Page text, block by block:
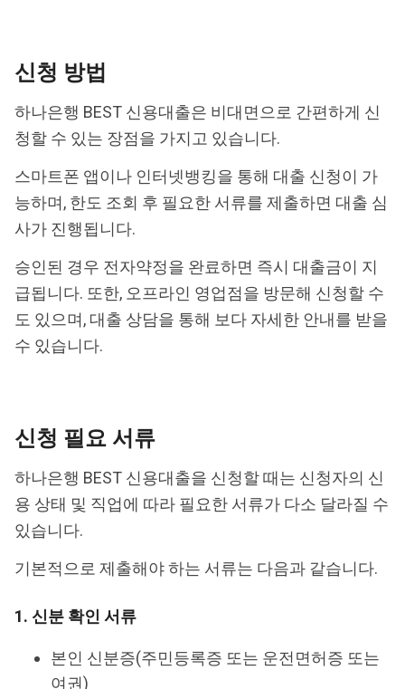
신청 방법
하나은행 BEST 신용대출은 비대면으로 간편하게 신
청할 수 있는 장점을 가지고 있습니다.
스마트폰 앱이나 인터넷뱅킹을 통해 대출 신청이 가
능하며, 한도 조회 후 필요한 서류를 제출하면 대출 심
사가 진행됩니다.
승인된 경우 전자약정을 완료하면 즉시 대출금이 지
급됩니다. 또한, 오프라인 영업점을 방문해 신청할 수
도 있으며, 대출 상담을 통해 보다 자세한 안내를 받을
수 있습니다.
신청 필요 서류
하나은행 BEST 신용대출을 신청할 때는 신청자의 신
용 상태 및 직업에 따라 필요한 서류가 다소 달라질 수
있습니다.
기본적으로 제출해야 하는 서류는 다음과 같습니다.
1. 신분 확인 서류
본인 신분증(주민등록증 또는 운전면허증 또는
여권)